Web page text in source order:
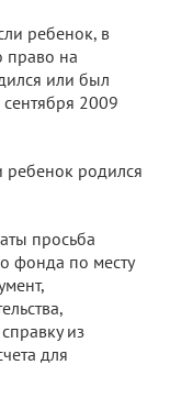
ребенок, в
право на
или был
2009
ребенок родился
просьба
фонда по месту
из
для